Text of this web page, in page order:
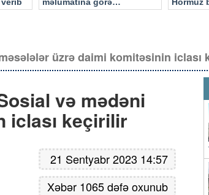
üzrə daimi komitəsinin iclası
və mədəni
iclası keçirilir
21 Sentyabr 2023 14:57
Xəbər 1065 dəfə oxunub